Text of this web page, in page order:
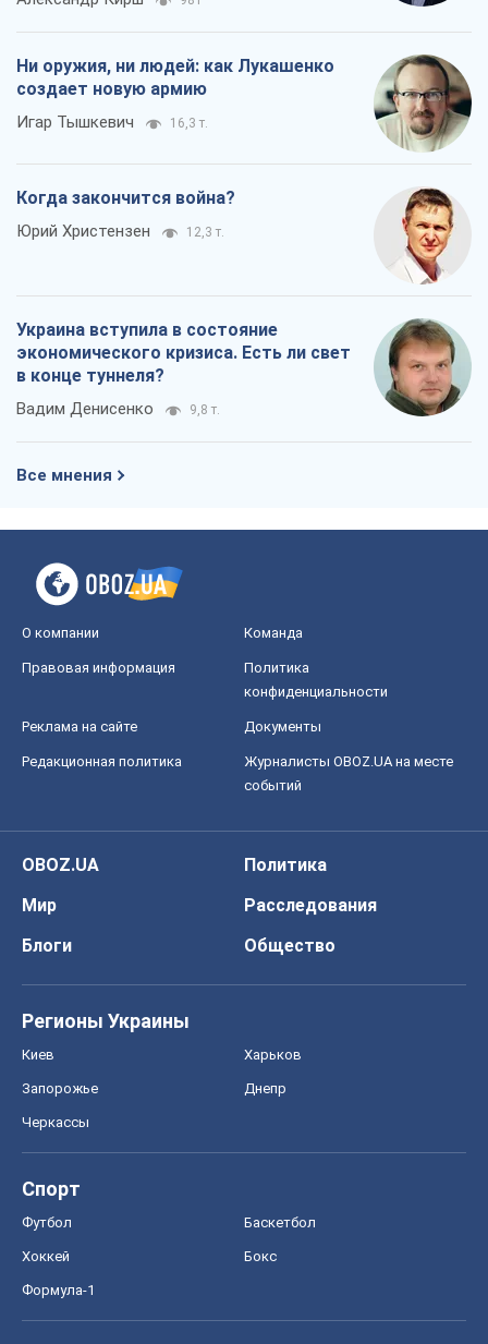
Ни оружия, ни людей: как Лукашенко
создает новую армию
Игар Тышкевич 16,3 т.
Когда закончится война?
Юрий Христензен 12,3 т.
Украина вступила в состояние
экономического кризиса. Есть ли свет
в конце туннеля?
Вадим Денисенко 9,8 т.
Все мнения
О компании Команда
Правовая информация
Политика
конфиденциальности
Реклама на сайте Документы
Редакционная политика
Журналисты OBOZ.UA на месте
событий
OBOZ.UA
Политика
Мир
Расследования
Блоги
Общество
Регионы Украины
Киев Харьков
Запорожье Днепр
Черкассы
Спорт
Футбол Баскетбол
Хоккей Бокс
Формула-1